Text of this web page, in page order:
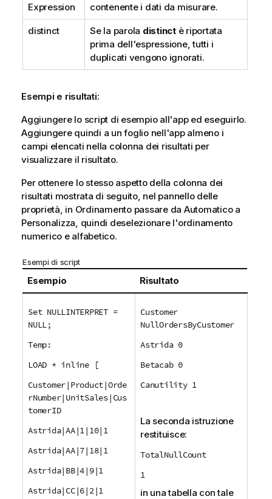
Expression
contenente i dati da misurare.
distinct Se la parola distinctè riportata
prima dell'espressione, tutti i
duplicati vengono ignorati.
Esempi e risultati:
Aggiungere lo script di esempio all'app ed eseguirlo.
Aggiungere quindi a un foglio nell'app almeno i
campi elencati nella colonna dei risultati per
visualizzare il risultato.
Per ottenere lo stesso aspetto della colonna dei
risultati mostrata di seguito, nel pannello delle
proprietà, in Ordinamento passare da Automatico a
Personalizza, quindi deselezionare l'ordinamento
numerico e alfabetico.
Esempi di script
Esempio Risultato
Set NULLINTERPRET =
NULL;
Temp:
LOAD * inline [
Customer|Product|Orde
rNumber|UnitSales|Cus
tomerID
Astrida|AA|1|10|1
Astrida|AA|7|18|1
Astrida|BB|4|9|1
Astrida|CC|6|2|1
Customer
NullOrdersByCustomer
Astrida 0
Betacab 0
Canutility 1
La seconda istruzione
restituisce:
TotalNullCount
1
in una tabella con tale